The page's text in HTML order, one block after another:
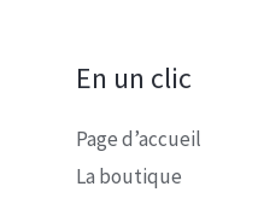
En un clic
Page d’accueil
La boutique